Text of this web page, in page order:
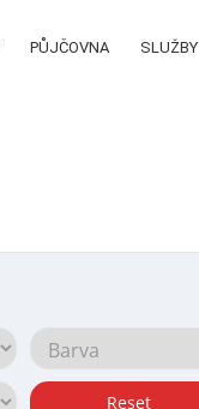
PŮJČOVNA SLUŽBY
Reset